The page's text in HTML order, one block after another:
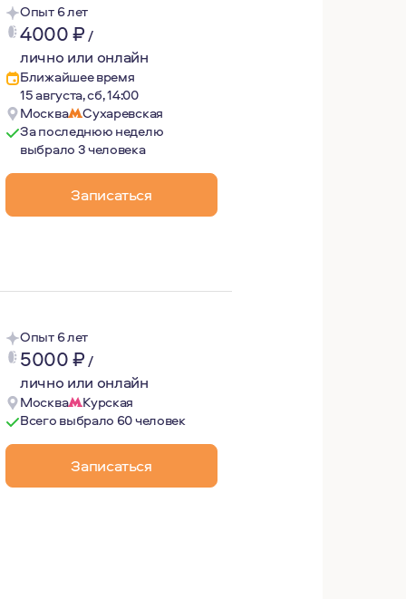
Опыт 6 лет
4000₽/
лично или онлайн
Ближайшее время
15 августа, сб, 14:00
Москва
Сухаревская
За последнюю неделю
выбрало 3 человека
Записаться
к психотерапевту примерно с таким запросом:
Опыт 6 лет
5000₽/
лично или онлайн
Москва
Курская
Всего выбрало 60 человек
Записаться
относительно внутреннего мира. Я люблю